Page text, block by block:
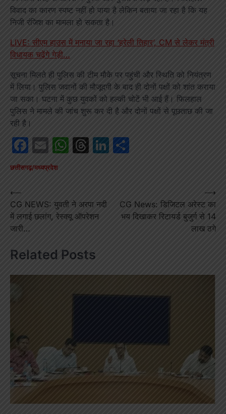
विवाद का कारण स्पष्ट नहीं हो पाया है लेकिन बताया जा रहा है कि यह
निजी रंजिश का मामला हो सकता है।
LIVE: सीएम हाउस में मनाया जा रहा ‘हरेली तिहार’, CM से लेकर मंत्री
विधायक चढ़ेंगे गेड़ी…
सूचना मिलते ही पुलिस की टीम मौके पर पहुंची और स्थिति को नियंत्रण
में लिया। पुलिस जवानों की मौजूदगी के बाद ही दोनों पक्षों को शांत कराया
जा सका। घटना में कुछ युवकों को हल्की चोटें भी आई हैं। फिलहाल
पुलिस ने मामले की जांच शुरू कर दी है और दोनों पक्षों से पूछताछ की जा
रही है।
Facebook
EmailWhatsApp
Threads
LinkedIn
छत्तीसगढ़/मध्यप्रदेश
Post
navigation
⟵
CG NEWS: युवती ने अरपा नदी
में लगाई छलांग, रेस्क्यू ऑपरेशन
जारी…
CG News: डिजिटल अरेस्ट का
भय दिखाकर रिटायर्ड बुजुर्ग से 14
लाख ठगे
⟶
Related Posts